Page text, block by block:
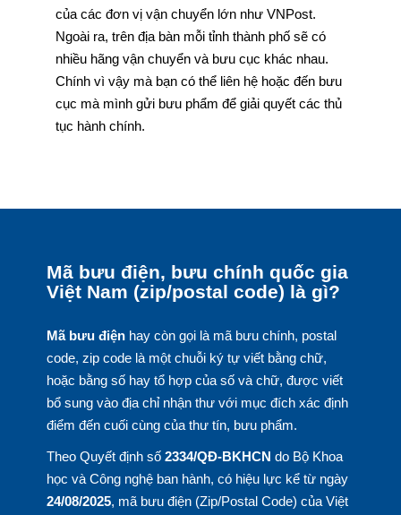
của các đơn vị vận chuyển lớn như VNPost.
Ngoài ra, trên địa bàn mỗi tỉnh thành phố sẽ có
nhiều hãng vận chuyển và bưu cục khác nhau.
Chính vì vậy mà bạn có thể liên hệ hoặc đến bưu
cục mà mình gửi bưu phẩm để giải quyết các thủ
tục hành chính.
Mã bưu điện, bưu chính quốc gia
Việt Nam (zip/postal code) là gì?
Mã bưu điệnhay còn gọi là mã bưu chính, postal
code, zip code là một chuỗi ký tự viết bằng chữ,
hoặc bằng số hay tổ hợp của số và chữ, được viết
bổ sung vào địa chỉ nhận thư với mục đích xác định
điểm đến cuối cùng của thư tín, bưu phẩm.
Theo Quyết định số 2334/QĐ-BKHCN do Bộ Khoa
học và Công nghệ ban hành, có hiệu lực kể từ ngày
24/08/2025, mã bưu điện (Zip/Postal Code) của Việt